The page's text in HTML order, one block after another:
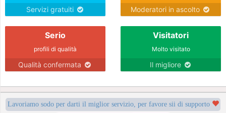
Servizi gratuiti Moderatori in ascolto
Serio
profili di qualità
Qualità confermata
Visitatori
Molto visitato
Il migliore
Lavoriamo sodo per darti il miglior servizio, per favore sii di supporto